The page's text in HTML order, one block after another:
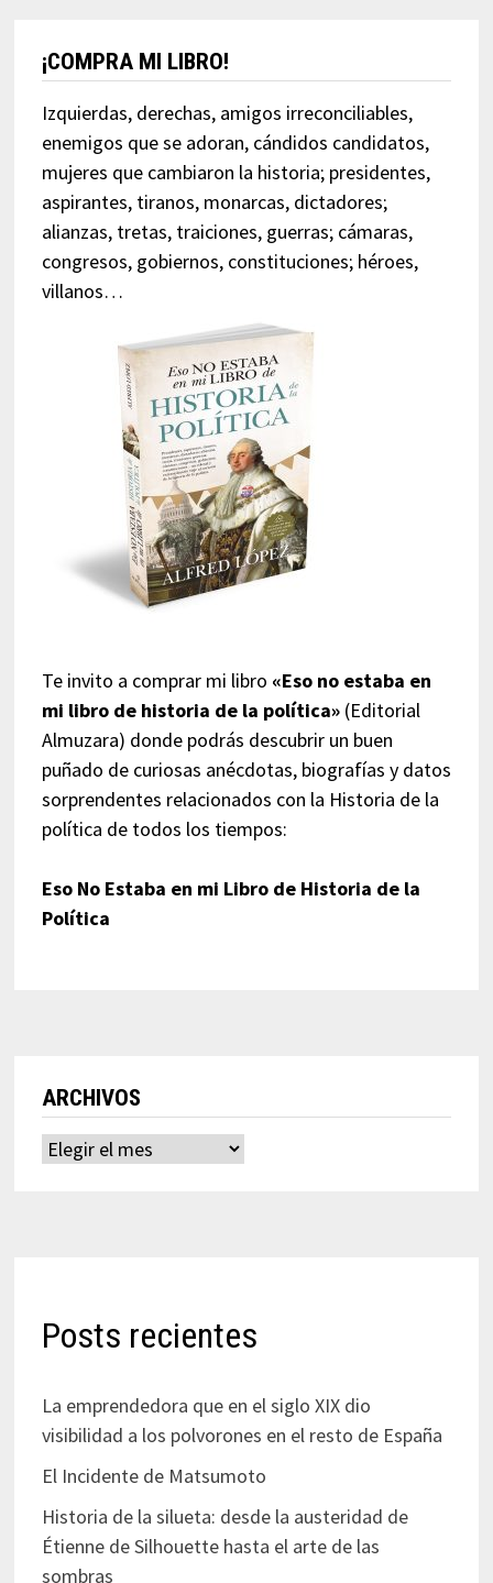
¡COMPRA MI LIBRO!
Izquierdas, derechas, amigos irreconciliables,
enemigos que se adoran, cándidos candidatos,
mujeres que cambiaron la historia; presidentes,
aspirantes, tiranos, monarcas, dictadores;
alianzas, tretas, traiciones, guerras; cámaras,
congresos, gobiernos, constituciones; héroes,
villanos…
Te invito a comprar mi libro «Eso no estaba en
mi libro de historia de la política»(Editorial
Almuzara) donde podrás descubrir un buen
puñado de curiosas anécdotas, biografías y datos
sorprendentes relacionados con la Historia de la
política de todos los tiempos:
Eso No Estaba en mi Libro de Historia de la
Política
ARCHIVOS
Archivos
Posts recientes
La emprendedora que en el siglo XIX dio
visibilidad a los polvorones en el resto de España
El Incidente de Matsumoto
Historia de la silueta: desde la austeridad de
Étienne de Silhouette hasta el arte de las
sombras